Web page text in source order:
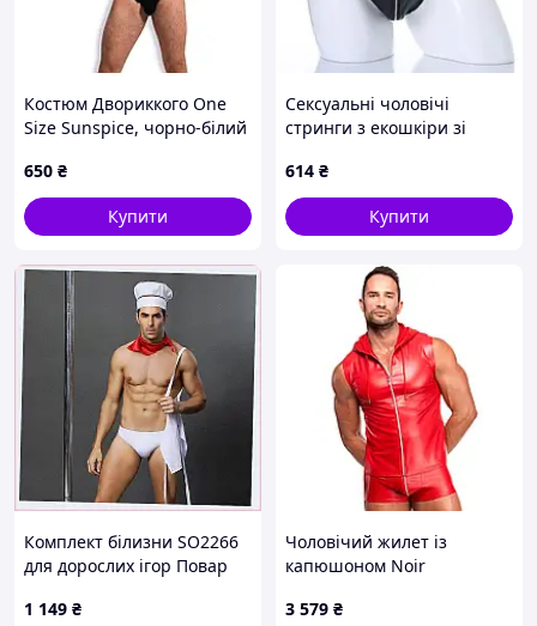
Костюм Двориккого One
Size Sunspice, чорно-білий
650 ₴
Купити
Сексуальні чоловічі
стринги з екошкіри зі
Червоні Чорний
614 ₴
Купити
Комплект білизни SO2266
для дорослих ігор Повар
1 149 ₴
Чоловічий жилет із
капюшоном Noir
hooded vest S Sex Aura
3 579 ₴